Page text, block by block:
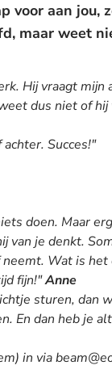
voor aan
maar weet
Hij vraagt
dus niet of
Succes!"
doen. Maar
je denkt.
Wat is het
fijn!"Anne
sturen, dan
En dan heb je
in via